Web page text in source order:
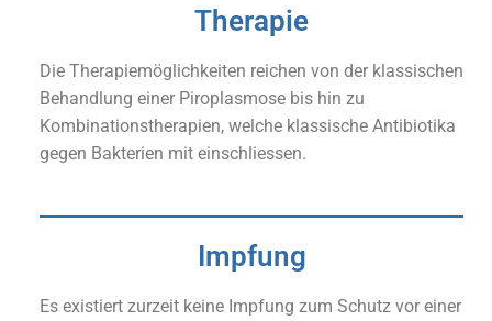
Therapie
Die Therapiemöglichkeiten reichen von der klassischen
Behandlung einer Piroplasmose bis hin zu
Kombinationstherapien, welche klassische Antibiotika
gegen Bakterien mit einschliessen.
Impfung
Es existiert zurzeit keine Impfung zum Schutz vor einer